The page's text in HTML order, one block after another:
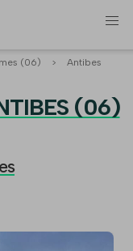
(06) > Antibes
(06)